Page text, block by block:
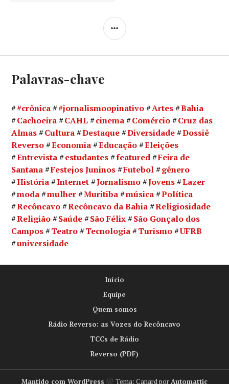
LATERAL
Palavras-chave
#crônica #jornalismoopinativo Artes
Bahia
Cachoeira
CAHL cinema Comércio
Cruz das
Almas
Cultura Destaque Diversidade
Dossiê
Reverso
Economia Educação
Eleições
Entrevista
estudantes featured
Feira de
Santana
Festejos Juninos Futebol
gênero
História
Internet Jornalismo Jovens
Lazer
moda
mulher Muritiba música
Política
Recôncavo
Recôncavo da Bahia
Religiosidade
Religião
Saúde São Félix
São Gonçalo dos
Campos
Teatro Tecnologia Turismo
UFRB
universidade
Início
Equipe
Quem somos
Rádio Reverso: as Vozes do Recôncavo
TCCs de Rádio
Reverso (PDF)
Mantido com WordPress Tema: Canard por Automattic